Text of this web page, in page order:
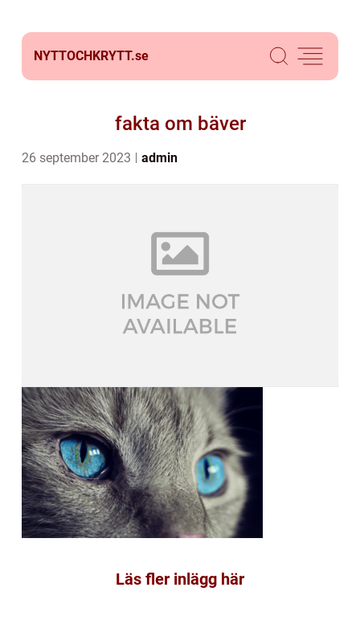
NYTTOCHKRYTT.se
fakta om bäver
26 september 2023 admin
Läs fler inlägg här